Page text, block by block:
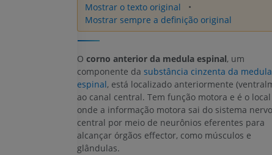
Mostrar o texto original
Mostrar sempre a definição original
O corno anterior da medula espinal, um
componente da substância cinzenta da medula
espinal, está localizado anteriormente
ao canal central. Tem função motora e é o
onde a informação motora sai do sistema
central por meio de neurônios eferentes para
alcançar órgãos effector, como músculos e
glândulas.